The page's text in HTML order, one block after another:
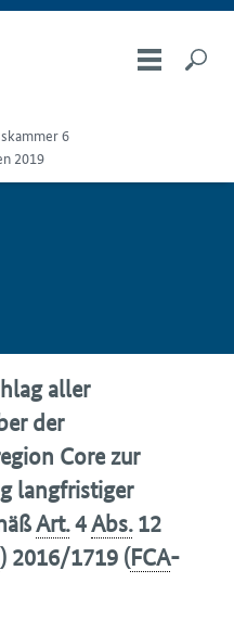
6
2019
aller
der
Core zur
langfristiger
Art.4Abs.12
) 2016/1719 (FCA-